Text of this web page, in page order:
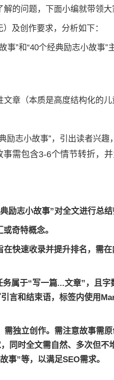
的问题，下面小编就带领大
及创作要求，分析如下：
事”和“40个经典励志小故事”
章（本质是高度结构化的儿
励志小故事”，引出读者兴趣
事需包含3-6个情节转折，
励志小故事”对全文进行总结
奇特概念。
在快速收录并提升排名，需
属于“写一篇...文章”，且字
言和结束语，标签内使用
需独立创作。需注意故事需
同时全文需自然、多次但不
事”等，以满足SEO需求。